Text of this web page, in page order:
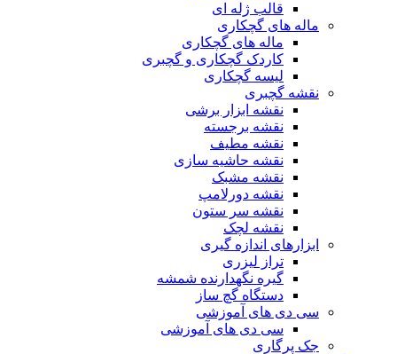
قالب ژله ای
ماله های گچکاری
ماله های گچکاری
کاردک گچکاری و گچبری
لیسه گچکاری
نقشه گچبری
نقشه ابزار برشی
نقشه برجسته
نقشه مطیف
نقشه حاشیه سازی
نقشه مشبک
نقشه دورلامپ
نقشه سر ستون
نقشه لچک
ابزارهای اندازه گیری
تراز لیزری
گیره نگهدارنده شمشه
دستگاه گچ ساز
سی دی های آموزشی
سی دی های آموزشی
جک پرگاری